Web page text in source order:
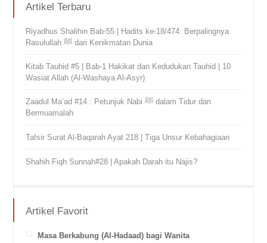
Artikel Terbaru
Riyadhus Shalihin Bab-55 | Hadits ke-18/474: Berpalingnya
Rasulullah ﷺ dari Kenikmatan Dunia
Kitab Tauhid #5 | Bab-1 Hakikat dan Kedudukan Tauhid | 10
Wasiat Allah (Al-Washaya Al-Asyr)
Zaadul Ma’ad #14 : Petunjuk Nabi ﷺ dalam Tidur dan
Bermuamalah
Tafsir Surat Al-Baqarah Ayat 218 | Tiga Unsur Kebahagiaan
Shahih Fiqh Sunnah#28 | Apakah Darah itu Najis?
Artikel Favorit
Masa Berkabung (Al-Hadaad) bagi Wanita